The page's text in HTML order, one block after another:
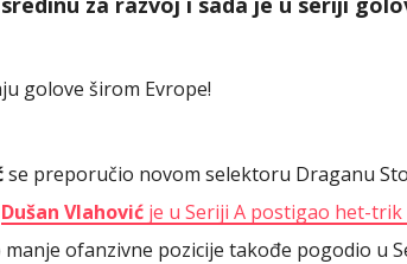
golove širom Evrope!
se preporučio novom selektoru Draganu
Dušan Vlahović je u Seriji A postigao het-
manje ofanzivne pozicije takođe pogodio u